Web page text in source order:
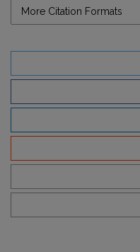
More Citation Formats